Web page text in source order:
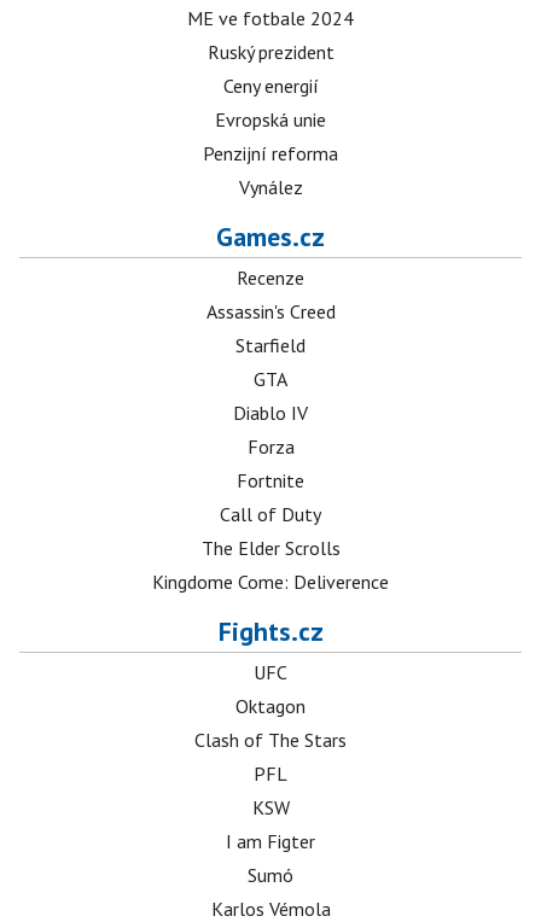
ME ve fotbale 2024
Ruský prezident
Ceny energií
Evropská unie
Penzijní reforma
Vynález
Games.cz
Recenze
Assassin's Creed
Starfield
GTA
Diablo IV
Forza
Fortnite
Call of Duty
The Elder Scrolls
Kingdome Come: Deliverence
Fights.cz
UFC
Oktagon
Clash of The Stars
PFL
KSW
I am Figter
Sumó
Karlos Vémola